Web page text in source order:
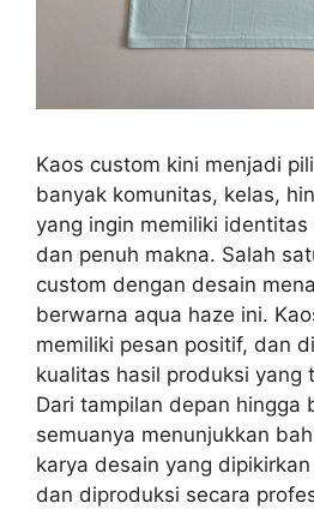
Kaos custom kini menjadi
banyak komunitas, kelas,
yang ingin memiliki
dan penuh makna. Salah
custom dengan desain
berwarna aqua haze ini.
memiliki pesan positif, dan
kualitas hasil produksi yang
Dari tampilan depan hingga
semuanya menunjukkan
karya desain yang
dan diproduksi secara